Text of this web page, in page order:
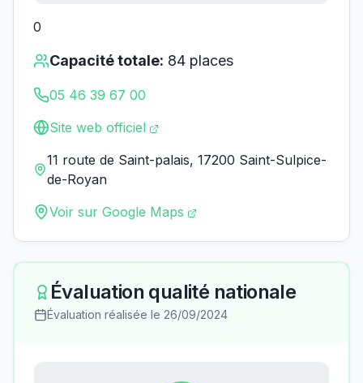
0
Capacité totale: 84 places
05 46 39 67 00
Site web officiel
11 route de Saint-palais, 17200 Saint-Sulpice-
de-Royan
Voir sur Google Maps
Évaluation qualité nationale
Évaluation réalisée le 26/09/2024